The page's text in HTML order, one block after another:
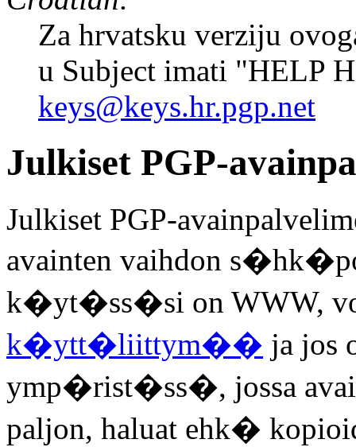
Za hrvatsku verziju
u Subject imati "HELP
keys@keys.hr.pgp.net
Julkiset PGP-
Julkiset PGP-
avainten vaihdon
k�yt�ss�si on
k�ytt�liittym�� ja
ymp�rist�ss�, jossa
paljon, haluat ehk�